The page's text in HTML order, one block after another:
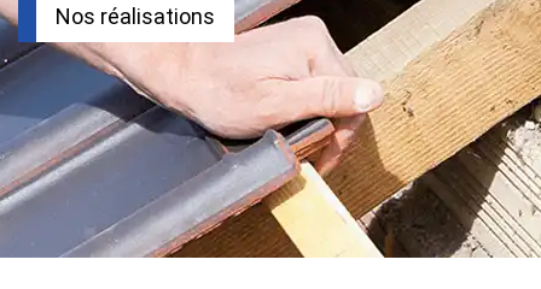
Nos réalisations